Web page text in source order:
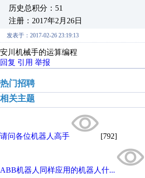
历史总积分：51
注册：2017年2月26日
发表于：2017-02-26 23:19:13
安川机械手的运算编程
回复 引用 举报
热门招聘
相关主题
请问各位机器人高手 [792]
ABB机器人同样应用的机器人什...